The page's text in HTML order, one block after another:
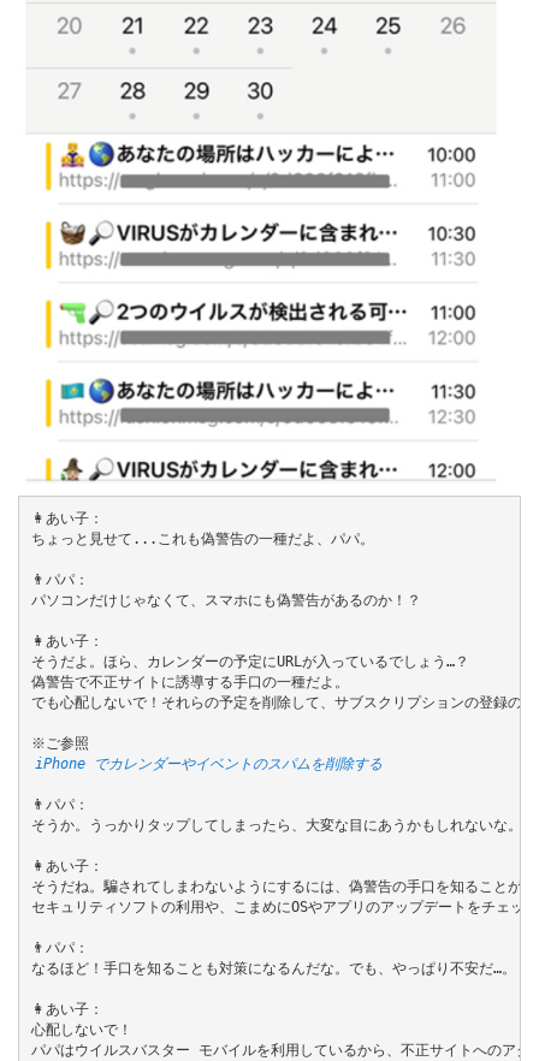
👩あい子：
ちょっと見せて...これも偽警告の一種だよ、パパ。
👨パパ：
パソコンだけじゃなくて、スマホにも偽警告があるのか！？
👩あい子：
そうだよ。ほら、カレンダーの予定にURLが入っているでしょう…？
偽警告で不正サイトに誘導する手口の一種だよ。
でも心配しないで！それらの予定を削除して、サブスクリプションの登録の
iPhone でカレンダーやイベントのスパムを削除する
👨パパ：
そうか。うっかりタップしてしまったら、大変な目にあうかもしれないな。
👩あい子：
そうだね。騙されてしまわないようにするには、偽警告の手口を知ることが
セキュリティソフトの利用や、こまめにOSやアプリのアップデートをチェッ
👨パパ：
なるほど！手口を知ることも対策になるんだな。でも、やっぱり不安だ…。
👩あい子：
心配しないで！
パパはウイルスバスター モバイルを利用しているから、不正サイトへのアク